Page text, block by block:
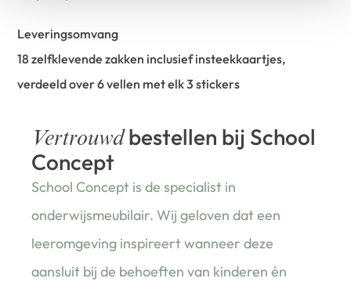
Leveringsomvang
18 zelfklevende zakken inclusief insteekkaartjes,
verdeeld over 6 vellen met elk 3 stickers
Vertrouwdbestellen bij School
Concept
School Concept is de specialist in
onderwijsmeubilair. Wij geloven dat een
leeromgeving inspireert wanneer deze
aansluit bij de behoeften van kinderen én